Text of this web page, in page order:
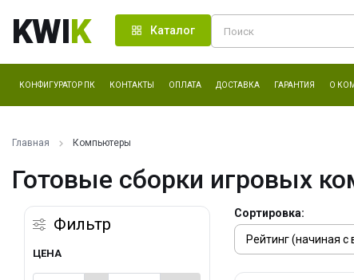
KWIK Каталог
КОНФИГУРАТОР ПК КОНТАКТЫ ОПЛАТА ДОСТАВКА ГАРАНТИЯ О
Главная Компьютеры
Готовые сборки игровых
Фильтр
ЦЕНА
Сортировка: